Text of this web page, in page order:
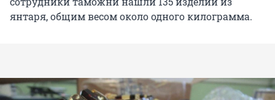
янтаря, общим весом около одного килограмма.